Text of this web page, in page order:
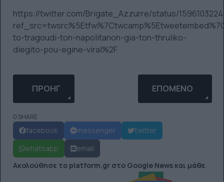
https://twitter.com/Brigate_Azzurre/status/
to-tragoudi-ton-napolitanon-gia-ton-thruliko-
diegito-pou-egine-viral%2F
ΠΡΟΗΓΟΎΜΕΝΟ ΆΡΘΡΟ: ΝΑ ΠΏΣ ΘΑ ΜΕΤΑΤΡΈΨΕΤΕ
ΠΡΟΗΓ ΕΠΌΜΕΝΟ ΆΡΘΡΟ:
ΕΠΌΜΕΝΟ
0 SHARE
facebook messenger
twitter
whatsapp
email
Ακολούθησε το platform.gr στο Google News και μάθε